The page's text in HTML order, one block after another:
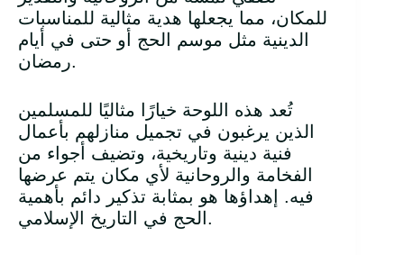
للمكان، مما يجعلها هدية مثالية للمناسبات
الدينية مثل موسم الحج أو حتى في أيام
رمضان.
تُعد هذه اللوحة خيارًا مثاليًا للمسلمين
الذين يرغبون في تجميل منازلهم بأعمال
فنية دينية وتاريخية، وتضيف أجواء من
الفخامة والروحانية لأي مكان يتم عرضها
فيه. إهداؤها هو بمثابة تذكير دائم بأهمية
الحج في التاريخ الإسلامي.